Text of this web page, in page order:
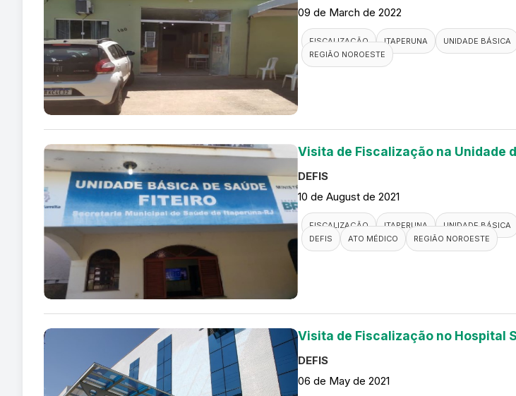
09 de March de 2022
FISCALIZAÇÃO ITAPERUNA UNIDADE BÁSICA
REGIÃO NOROESTE
Visita de Fiscalização na Unidade
DEFIS
10 de August de 2021
FISCALIZAÇÃO ITAPERUNA UNIDADE BÁSICA
DEFIS
ATO MÉDICO REGIÃO NOROESTE
Visita de Fiscalização no Hospital
DEFIS
06 de May de 2021